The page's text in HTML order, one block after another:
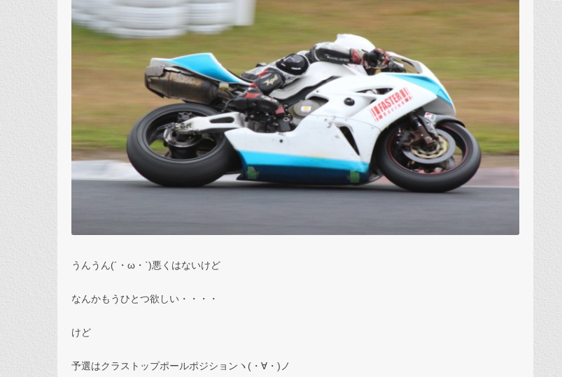
うんうん(´・ω・`)悪くはないけど
なんかもうひとつ欲しい・・・・
けど
予選はクラストップポールポジションヽ(・∀・)ノ